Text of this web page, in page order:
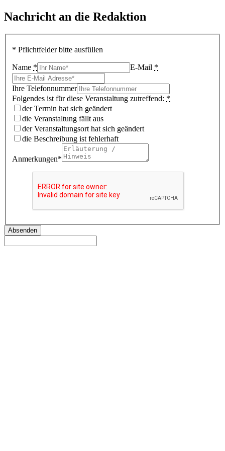
Nachricht an die Redaktion
* Pflichtfelder bitte ausfüllen
Name * E-Mail *
Ihre Telefonnummer
Folgendes ist für diese Veranstaltung zutreffend: *
der Termin hat sich geändert
die Veranstaltung fällt aus
der Veranstaltungsort hat sich geändert
die Beschreibung ist fehlerhaft
Anmerkungen*
Absenden